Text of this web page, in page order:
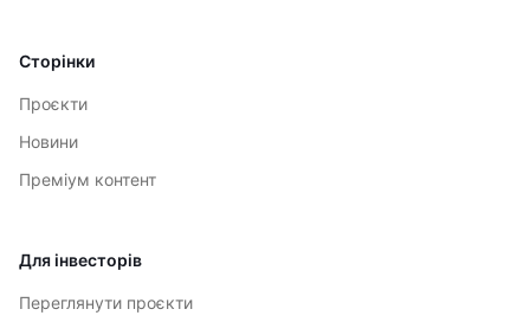
Сторінки
Проєкти
Новини
Преміум контент
Для інвесторів
Переглянути проєкти